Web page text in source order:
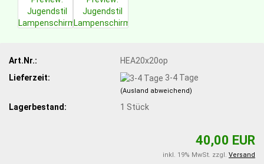
Art.Nr.:
HEA20x20op
Lieferzeit:
3-4 Tage
(Ausland abweichend)
Lagerbestand: 1 Stück
40,00 EUR
inkl. 19% MwSt. zzgl. Versand